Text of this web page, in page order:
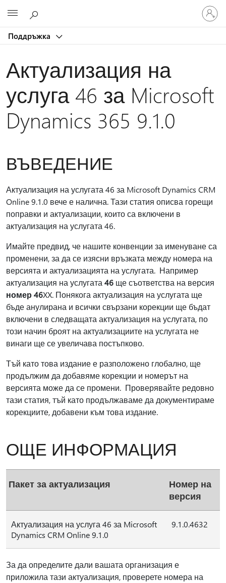
Поддръжка
Влезте
във
вашия
Актуализация на
услуга 46 за Microsoft
Dynamics 365 9.1.0
ВЪВЕДЕНИЕ
Актуализация на услугата 46 за Microsoft Dynamics CRM
Online 9.1.0 вече е налична. Тази статия описва горещи
поправки и актуализации, които са включени в
актуализация на услугата 46.
Имайте предвид, че нашите конвенции за именуване са
променени, за да се изясни връзката между номера на
версията и актуализацията на услугата. Например
актуализация на услугата 46 ще съответства на версия
номер 46XX. Понякога актуализация на услугата ще
бъде анулирана и всички свързани корекции ще бъдат
включени в следващата актуализация на услугата, по
този начин броят на актуализациите на услугата не
винаги ще се увеличава постъпково.
Тъй като това издание е разположено глобално, ще
продължим да добавяме корекции и номерът на
версията може да се промени. Проверявайте редовно
тази статия, тъй като продължаваме да документираме
корекциите, добавени към това издание.
ОЩЕ ИНФОРМАЦИЯ
Пакет за актуализация
Номер на
версия
Актуализация на услуга 46 за Microsoft
Dynamics CRM Online 9.1.0
9.1.0.4632
За да определите дали вашата организация е
приложила тази актуализация, проверете номера на